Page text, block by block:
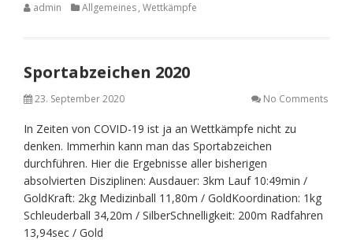
admin Allgemeines, Wettkämpfe
Sportabzeichen 2020
23. September 2020 No Comments
In Zeiten von COVID-19 ist ja an Wettkämpfe nicht zu
denken. Immerhin kann man das Sportabzeichen
durchführen. Hier die Ergebnisse aller bisherigen
absolvierten Disziplinen: Ausdauer: 3km Lauf 10:49min /
GoldKraft: 2kg Medizinball 11,80m / GoldKoordination: 1kg
Schleuderball 34,20m / SilberSchnelligkeit: 200m Radfahren
13,94sec / Gold